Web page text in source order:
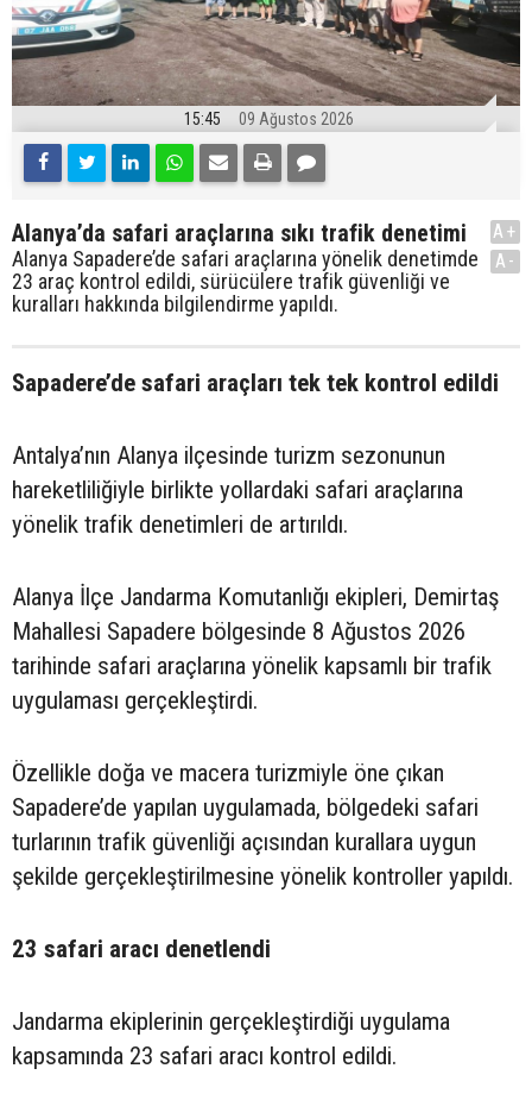
15:45 09 Ağustos 2026
Alanya’da safari araçlarına sıkı trafik denetimi
Alanya Sapadere’de safari araçlarına yönelik denetimde
23 araç kontrol edildi, sürücülere trafik güvenliği ve
kuralları hakkında bilgilendirme yapıldı.
A+
A-
Sapadere’de safari araçları tek tek kontrol edildi
Antalya’nın Alanya ilçesinde turizm sezonunun
hareketliliğiyle birlikte yollardaki safari araçlarına
yönelik trafik denetimleri de artırıldı.
Alanya İlçe Jandarma Komutanlığı ekipleri, Demirtaş
Mahallesi Sapadere bölgesinde 8 Ağustos 2026
tarihinde safari araçlarına yönelik kapsamlı bir trafik
uygulaması gerçekleştirdi.
Özellikle doğa ve macera turizmiyle öne çıkan
Sapadere’de yapılan uygulamada, bölgedeki safari
turlarının trafik güvenliği açısından kurallara uygun
şekilde gerçekleştirilmesine yönelik kontroller yapıldı.
23 safari aracı denetlendi
Jandarma ekiplerinin gerçekleştirdiği uygulama
kapsamında 23 safari aracı kontrol edildi.